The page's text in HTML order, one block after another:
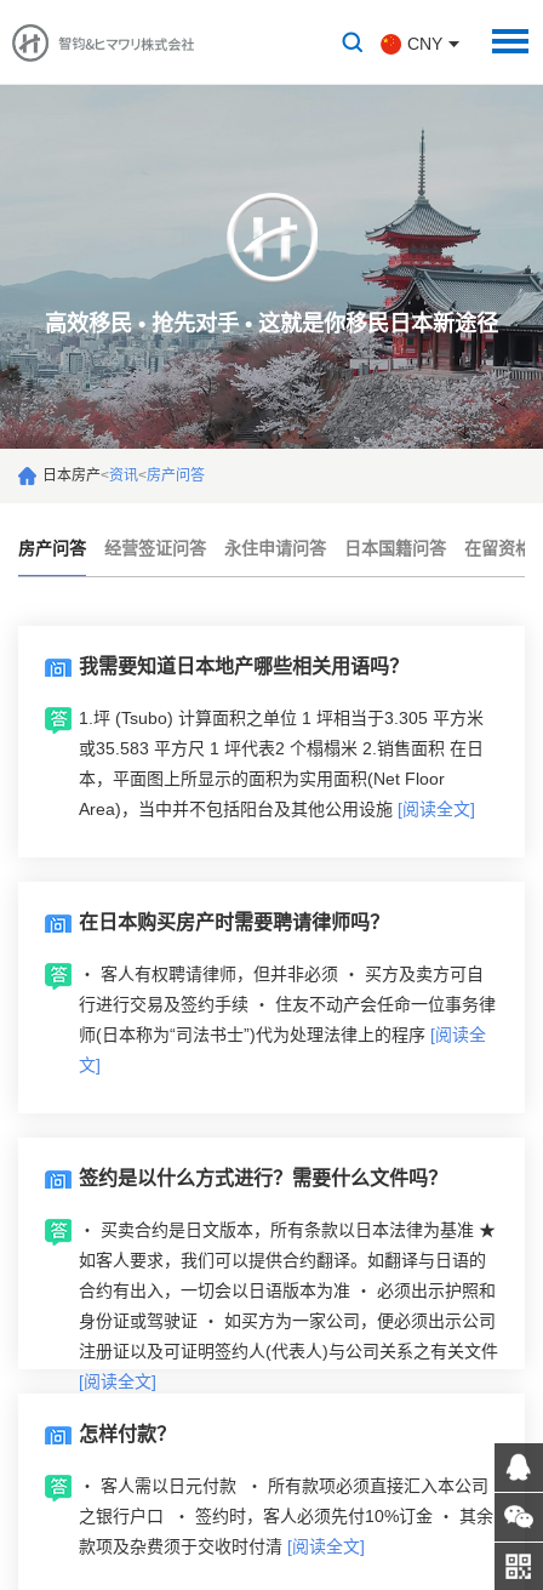
CNY
高效移民 • 抢先对手 • 这就是你移民日本新途径
日本房产<资讯<房产问答
房产问答 经营签证问答 永住申请问答 日本国籍问答 在留资格
我需要知道日本地产哪些相关用语吗？
1.坪 (Tsubo) 计算面积之单位 1 坪相当于3.305 平方米
或35.583 平方尺 1 坪代表2 个榻榻米 2.销售面积 在日
本，平面图上所显示的面积为实用面积(Net Floor
Area)，当中并不包括阳台及其他公用设施 [阅读全文]
在日本购买房产时需要聘请律师吗？
‧ 客人有权聘请律师，但并非必须 ‧ 买方及卖方可自
行进行交易及签约手续 ‧ 住友不动产会任命一位事务律
师(日本称为“司法书士”)代为处理法律上的程序 [阅读全
文]
签约是以什么方式进行？需要什么文件吗？
‧ 买卖合约是日文版本，所有条款以日本法律为基准 ★
如客人要求，我们可以提供合约翻译。如翻译与日语的
合约有出入，一切会以日语版本为准 ‧ 必须出示护照和
身份证或驾驶证 ‧ 如买方为一家公司，便必须出示公司
注册证以及可证明签约人(代表人)与公司关系之有关文件
[阅读全文]
怎样付款？
‧ 客人需以日元付款 ‧ 所有款项必须直接汇入本公司
之银行户口 ‧ 签约时，客人必须先付10%订金 ‧ 其余
款项及杂费须于交收时付清 [阅读全文]